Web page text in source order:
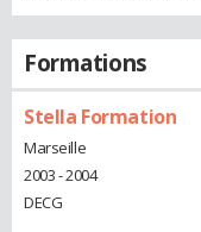
Formations
Stella Formation
Marseille
2003 - 2004
DECG